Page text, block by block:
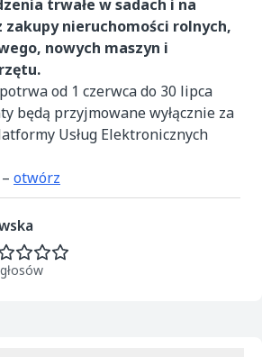
trwałe w sadach i na
nieruchomości rolnych,
nowych maszyn i
od 1 czerwca do 30 lipca
będą przyjmowane wyłącznie za
Usług Elektronicznych
otwórz